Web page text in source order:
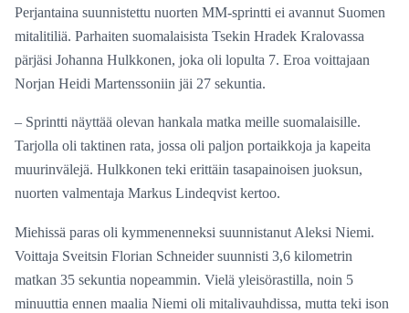
Perjantaina suunnistettu nuorten MM-sprintti ei avannut Suomen
mitalitiliä. Parhaiten suomalaisista Tsekin Hradek Kralovassa
pärjäsi Johanna Hulkkonen, joka oli lopulta 7. Eroa voittajaan
Norjan Heidi Martenssoniin jäi 27 sekuntia.
– Sprintti näyttää olevan hankala matka meille suomalaisille.
Tarjolla oli taktinen rata, jossa oli paljon portaikkoja ja kapeita
muurinvälejä. Hulkkonen teki erittäin tasapainoisen juoksun,
nuorten valmentaja Markus Lindeqvist kertoo.
Miehissä paras oli kymmenenneksi suunnistanut Aleksi Niemi.
Voittaja Sveitsin Florian Schneider suunnisti 3,6 kilometrin
matkan 35 sekuntia nopeammin. Vielä yleisörastilla, noin 5
minuuttia ennen maalia Niemi oli mitalivauhdissa, mutta teki ison